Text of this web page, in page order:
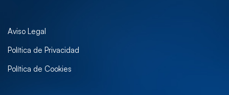
Aviso Legal
Política de Privacidad
Política de Cookies